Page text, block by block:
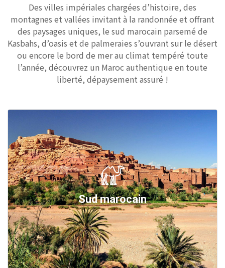
Des villes impériales chargées d’histoire, des
montagnes et vallées invitant à la randonnée et offrant
des paysages uniques, le sud marocain parsemé de
Kasbahs, d’oasis et de palmeraies s’ouvrant sur le désert
ou encore le bord de mer au climat tempéré toute
l’année, découvrez un Maroc authentique en toute
liberté, dépaysement assuré !
Sud marocain